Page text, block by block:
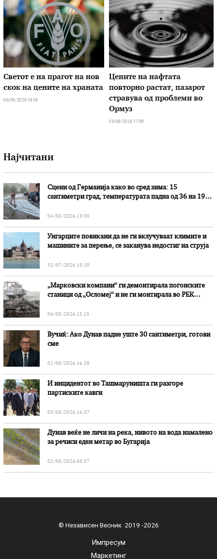
Светот е на прагот на нов
скок на цените на храната
06/08/2026 18:08
Цените на нафтата
повторно растат, пазарот
стравува од проблеми во
Ормуз
06/08/2026 17:08
Најчитани
Сцени од Германија како во сред зима: 15
сантиметри град, температурата падна од 36 на 19
04/08/2026 13:08
Унгарците повикани да не ги вклучуваат климите и
машините за перење, се заканува недостиг на струја
31/07/2026 19:10
„Марковски компани“ ги демонтирала погонските
станици од „Осломеј“ и не ги монтирала во РЕК
04/08/2026 15:15
Вучиќ: Ако Дунав падне уште 30 сантиметри, готови
сме
01/08/2026 16:28
И инцидентот во Ташмаруништa ги разгоре
партиските кавги
03/08/2026 16:37
Дунав веќе не личи на река, нивото на вода намалено
за речиси еден метар во Бугарија
02/08/2026 08:57
© Независен Весник 2019 -2026
Импресум
Маркетинг